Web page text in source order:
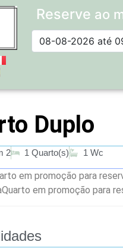
Reserve ao
Duplo
2 1 Quarto(s) 1 Wc
em promoção para
em promoção para